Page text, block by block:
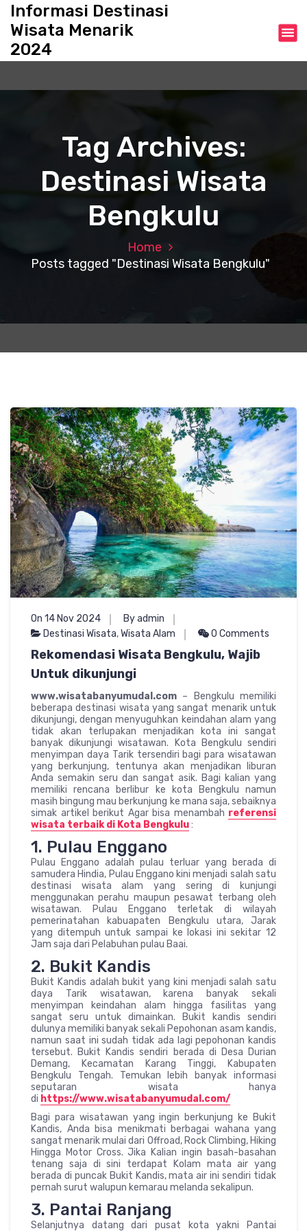
Informasi Destinasi
Wisata Menarik
2024
Tag Archives:
Destinasi Wisata
Bengkulu
Home
Posts tagged "Destinasi Wisata Bengkulu"
On 14 Nov 2024
By admin
Destinasi Wisata,Wisata Alam 0 Comments
Rekomendasi Wisata Bengkulu, Wajib
Untuk dikunjungi
www.wisatabanyumudal.com – Bengkulu memiliki
beberapa destinasi wisata yang sangat menarik untuk
dikunjungi, dengan menyuguhkan keindahan alam yang
tidak akan terlupakan menjadikan kota ini sangat
banyak dikunjungi wisatawan. Kota Bengkulu sendiri
menyimpan daya Tarik tersendiri bagi para wisatawan
yang berkunjung, tentunya akan menjadikan liburan
Anda semakin seru dan sangat asik. Bagi kalian yang
memiliki rencana berlibur ke kota Bengkulu namun
masih bingung mau berkunjung ke mana saja, sebaiknya
simak artikel berikut Agar bisa menambah referensi
wisata terbaik di Kota Bengkulu:
1. Pulau Enggano
Pulau Enggano adalah pulau terluar yang berada di
samudera Hindia, Pulau Enggano kini menjadi salah satu
destinasi wisata alam yang sering di kunjungi
menggunakan perahu maupun pesawat terbang oleh
wisatawan. Pulau Enggano terletak di wilayah
pemerinatahan kabuapaten Bengkulu utara, Jarak
yang ditempuh untuk sampai ke lokasi ini sekitar 12
Jam saja dari Pelabuhan pulau Baai.
2. Bukit Kandis
Bukit Kandis adalah bukit yang kini menjadi salah satu
daya Tarik wisatawan, karena banyak sekali
menyimpan keindahan alam hingga fasilitas yang
sangat seru untuk dimainkan. Bukit kandis sendiri
dulunya memiliki banyak sekali Pepohonan asam kandis,
namun saat ini sudah tidak ada lagi pepohonan kandis
tersebut. Bukit Kandis sendiri berada di Desa Durian
Demang, Kecamatan Karang Tinggi, Kabupaten
Bengkulu Tengah. Temukan lebih banyak informasi
seputaran wisata hanya
di https://www.wisatabanyumudal.com/
Bagi para wisatawan yang ingin berkunjung ke Bukit
Kandis, Anda bisa menikmati berbagai wahana yang
sangat menarik mulai dari Offroad, Rock Climbing, Hiking
Hingga Motor Cross. Jika Kalian ingin basah-basahan
tenang saja di sini terdapat Kolam mata air yang
berada di puncak Bukit Kandis, mata air ini sendiri tidak
pernah surut walupun kemarau melanda sekalipun.
3. Pantai Ranjang
Selanjutnya datang dari pusat kota yakni Pantai